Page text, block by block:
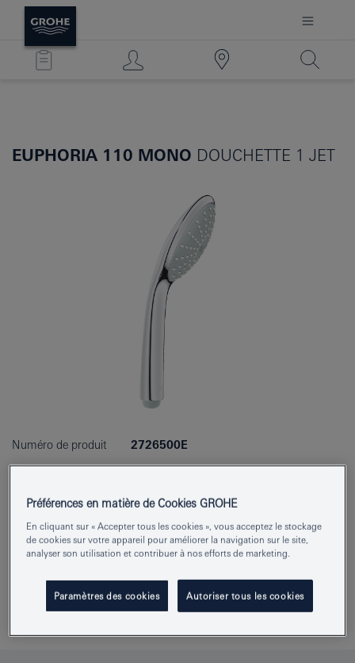
EUPHORIA 110 MONO DOUCHETTE 1 JET
Numéro de produit 2726500E
Couleur chromé
Télécharger la fiche technique (PDF)
Ajouter au bloc-notes
Préférences en matière de Cookies GROHE
En cliquant sur « Accepter tous les cookies », vous acceptez le stockage
de cookies sur votre appareil pour améliorer la navigation sur le site,
analyser son utilisation et contribuer à nos efforts de marketing.
Paramètres des cookies Autoriser tous les cookies